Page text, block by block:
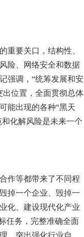
重要关口，结构性、
险、网络安全和数据
强调，“统筹发展和安
出位置，全面贯彻总体
能出现的各种“黑天
化解风险是未来一个
作等都带来了不同程
掉一个企业、毁掉一
化、建设现代化产业
任务，完整准确全面
，突出强化行业自